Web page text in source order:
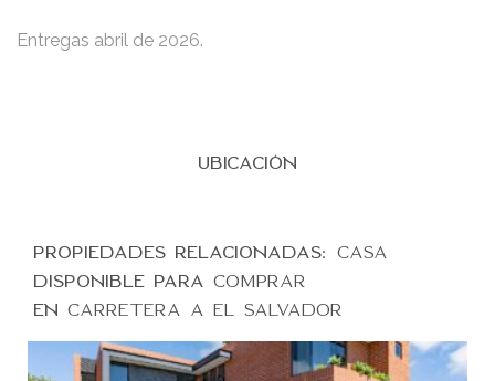
Entregas abril de 2026.
UBICACIÓN
PROPIEDADES RELACIONADAS: CASA
DISPONIBLE PARA COMPRAR
EN CARRETERA A EL SALVADOR